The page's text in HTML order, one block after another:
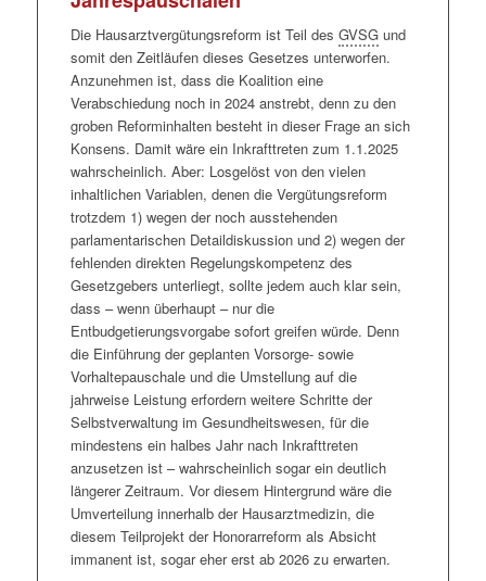
Fundamentalopposition sieht anders aus. Eher ließe
sich das als aufkommende Resignation deuten.
Vielleicht auch als Einsicht in die Geltungsmacht von
Lauterbachs Mantra – hier in der Fassung vom 6.
Dezember 2022: „Die Verbände des
Gesundheitswesens sollen keinen politischen Einfluss
auf die geplante große Krankenhausreform haben. (…)
Wenn Verbände gute inhaltliche Argumente hätten,
würde diese berücksichtigt. Lobbygruppen „werden
aber definitiv keinen Einfluss auf die politische
Umsetzung haben“, so der SPD-Politiker. „Mein
Eindruck ist einfach, dass sie in der Vergangenheit zu
viel Einfluss hatten. Und dem möchte ich begegnen.“
Auch Parteipolitik dürfe keine Rolle spielen. „Die
Länder wissen, dass eine solche Reform notwendig
ist.“Die Anhörung zumGVSGist für Montag, den 6.
Mai angesetzt. Mal sehen, wie das läuft … wir werden
in der nächsten Ausgabe berichten.
der monatlichen TI-Pauschale zu erwarten ist, wenn
nicht die aktuelle Version der e-Rezept Software
installiert wurde. Was beim eRezept gilt, muss im
Übrigen auch bei allen anderen digitalen Anwendungen
beachtet werden: Die Unterscheidung zwischen echten
Honorarsanktionen einerseits, und Kürzungen bei der
monatlich von derKV zu überweisenden Ti-Pauschale
andererseits. Zwei 50-prozentige Kürzungen bei dieser
Pauschale summieren sich im Übrigen auf und führen
zum kompletten Versagen der monatlichen Erstattung.
eRezept:Für alle Fachgruppen, für dieKV-regional
keine Ausnahme erklärt wurde, gilt ab dem 1. Mai
eine Honorarkürzung von einem Prozent (1%), falls
das eRezept Modul nicht installiert ist. Für diesen
Termin ist auch keine Fristverschiebung in Sicht.
eArztbrief:Seit dem 1. Mä Rzmuss das
Praxisverwaltungssystem das Senden und Empfangen
von eArztbriefen gewährleisten. Ist dies nicht der Fall,
wird die TI-Erstattungpauschale um 50 % gekürzt.
Allerdings hat dasBMGerklärt, dassKeine Kürzung
der TI-Pauschale bei industriebedingter Verzögerung
beim elektronischen Arztbrieferfolgt. Die endgültige
Pflicht zur Empfangsbereitschaft wird dann ab 1. Juli
greifen. Auf Grundlage jüngster Erfahrungen möchten
Die Hausarztvergütungsreform ist Teil des GVSGund
somit den Zeitläufen dieses Gesetzes unterworfen.
Anzunehmen ist, dass die Koalition eine
Verabschiedung noch in 2024 anstrebt, denn zu den
groben Reforminhalten besteht in dieser Frage an sich
Konsens. Damit wäre ein Inkrafttreten zum 1.1.2025
wahrscheinlich. Aber: Losgelöst von den vielen
inhaltlichen Variablen, denen die Vergütungsreform
trotzdem 1) wegen der noch ausstehenden
parlamentarischen Detaildiskussion und 2) wegen der
fehlenden direkten Regelungskompetenz des
Gesetzgebers unterliegt, sollte jedem auch klar sein,
dass – wenn überhaupt – nur die
Entbudgetierungsvorgabe sofort greifen würde. Denn
die Einführung der geplanten Vorsorge- sowie
Vorhaltepauschale und die Umstellung auf die
jahrweise Leistung erfordern weitere Schritte der
Selbstverwaltung im Gesundheitswesen, für die
mindestens ein halbes Jahr nach Inkrafttreten
anzusetzen ist – wahrscheinlich sogar ein deutlich
längerer Zeitraum. Vor diesem Hintergrund wäre die
Umverteilung innerhalb der Hausarztmedizin, die
diesem Teilprojekt der Honorarreform als Absicht
immanent ist, sogar eher erst ab 2026 zu erwarten.